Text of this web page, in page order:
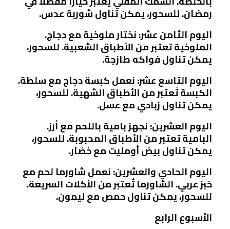
رمضان. للسحور، يمكن تناول شوربة عدس.
اليوم الثامن عشر: نختار ملوخية مع دجاج.
الملوخية تعتبر من الأطباق الشعبية. للسحور،
يمكن تناول فواكه طازجة.
اليوم التاسع عشر: نعمل كبسة دجاج مع سلطة.
الكبسة تُعتبر من الأطباق الشهية. للسحور،
يمكن تناول زبادي مع عسل.
اليوم العشرين: نجهز بامية باللحم مع أرز.
البامية تعتبر من الأطباق المحبوبة. للسحور،
يمكن تناول بيض أومليت مع خضار.
اليوم الحادي والعشرين: نعمل شاورما لحم مع
خبز عربي. الشاورما تُعتبر من الأكلات السريعة.
للسحور، يمكن تناول حمص مع ليمون.
الأسبوع الرابع